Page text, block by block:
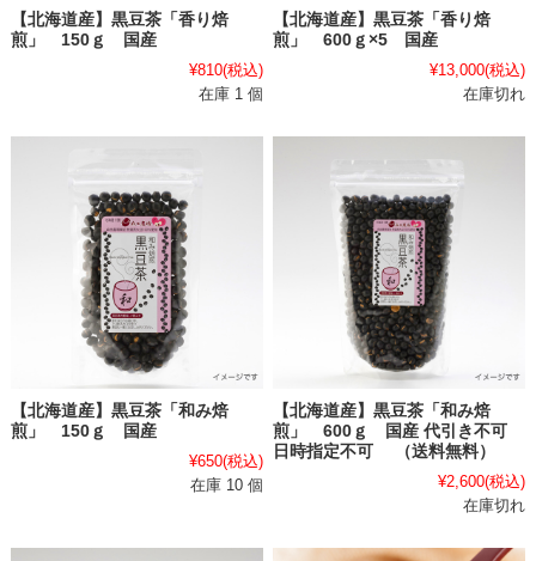
【北海道産】黒豆茶「香り焙
煎」 150ｇ 国産
¥810(税込)
在庫 1 個
【北海道産】黒豆茶「香り焙
煎」 600ｇ×5 国産
¥13,000(税込)
在庫切れ
【北海道産】黒豆茶「和み焙
煎」 150ｇ 国産
¥650(税込)
在庫 10 個
【北海道産】黒豆茶「和み焙
煎」 600ｇ 国産 代引き不可
日時指定不可 （送料無料）
¥2,600(税込)
在庫切れ